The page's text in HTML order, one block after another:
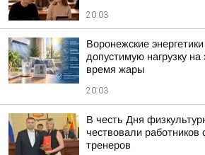
20:03
Воронежские
допустимую нагрузку на
время жары
20:03
В честь Дня
чествовали
тренеров